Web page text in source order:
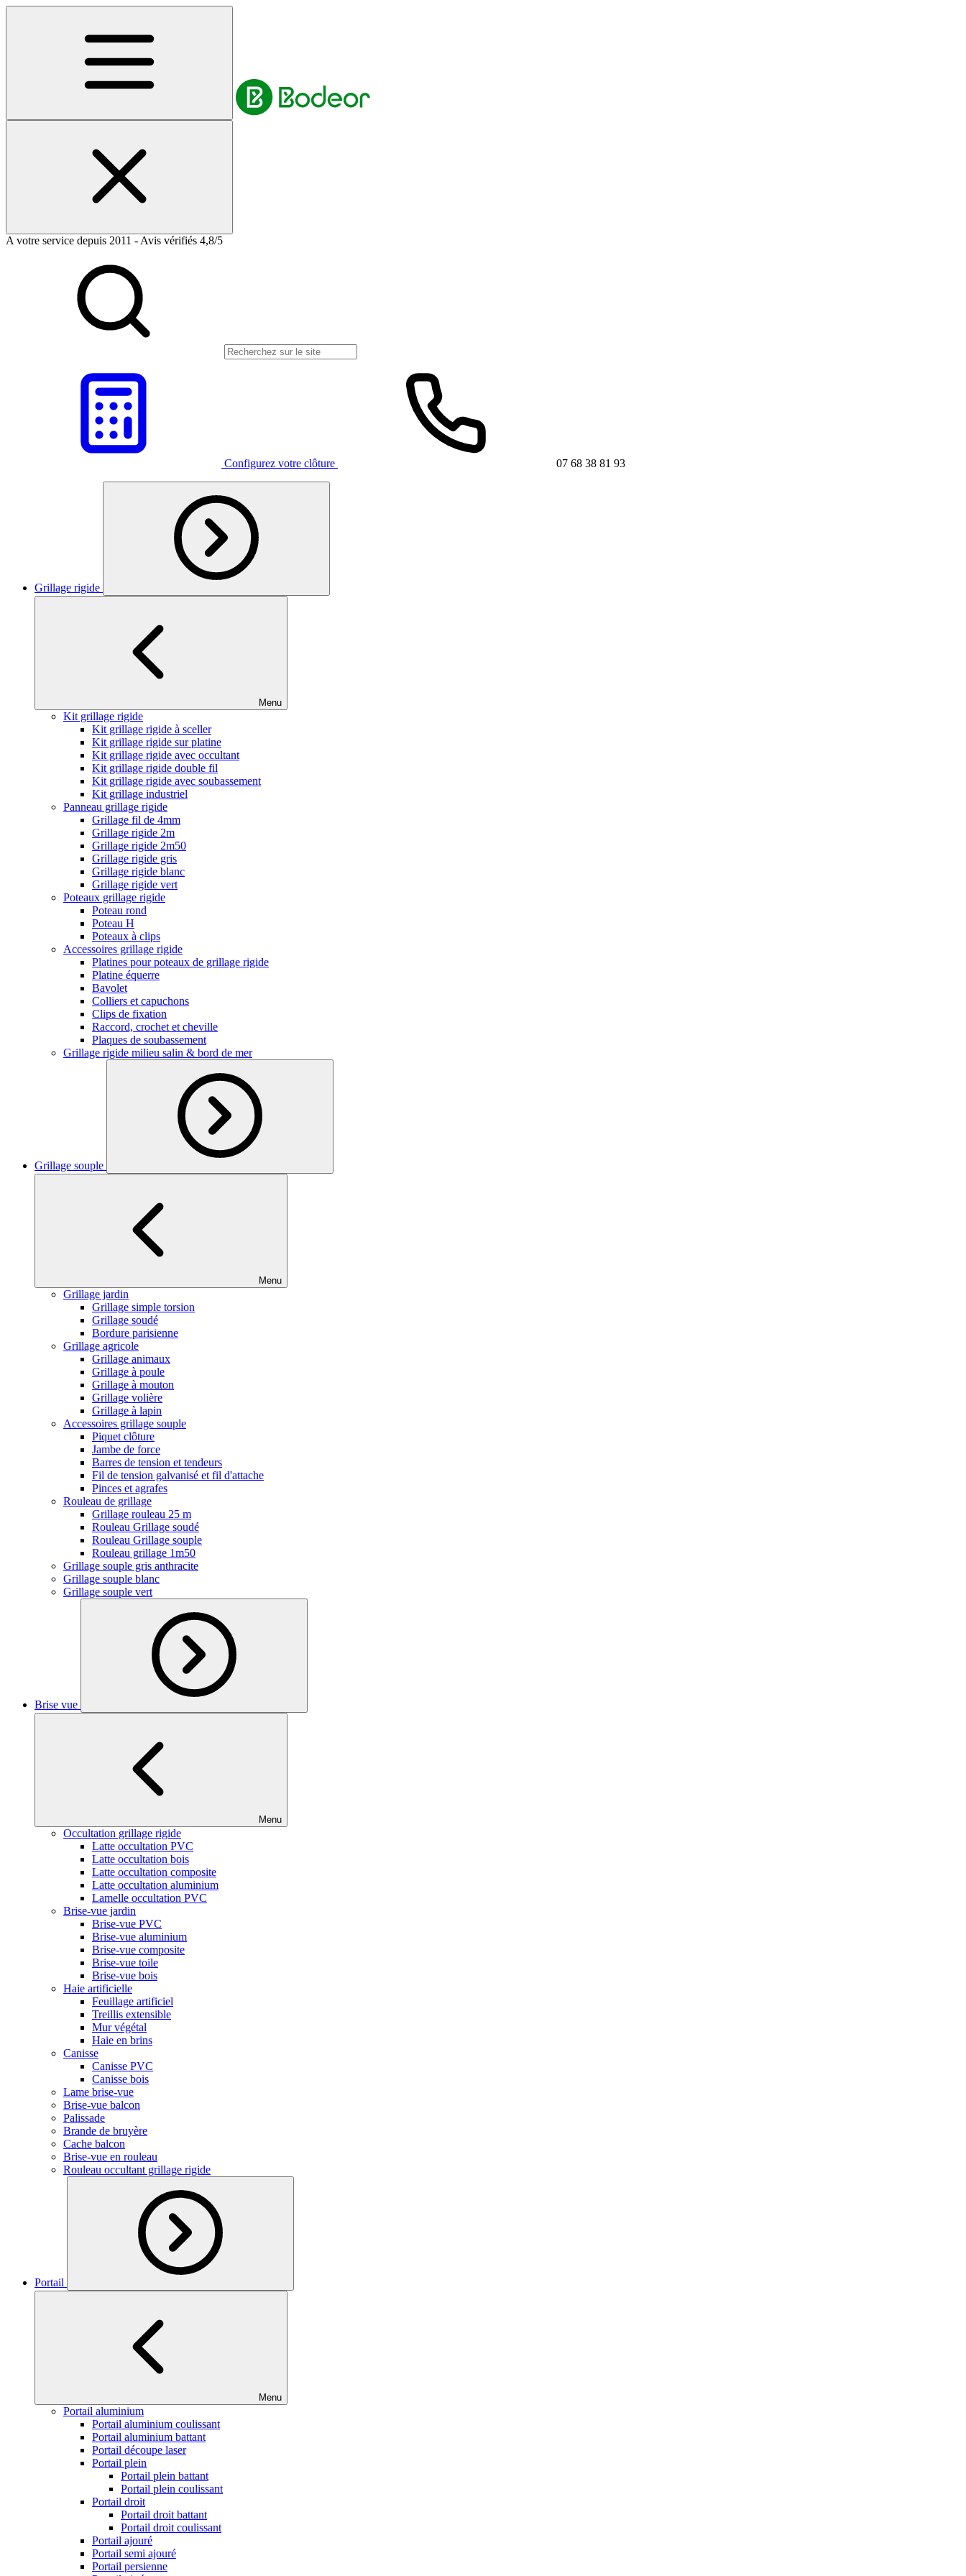
A votre service depuis 2011 - Avis vérifiés 4,8/5
Configurez votre clôture 07 68 38 81 93
Grillage rigide
Menu
Kit grillage rigide
Kit grillage rigide à sceller
Kit grillage rigide sur platine
Kit grillage rigide avec occultant
Kit grillage rigide double fil
Kit grillage rigide avec soubassement
Kit grillage industriel
Panneau grillage rigide
Grillage fil de 4mm
Grillage rigide 2m
Grillage rigide 2m50
Grillage rigide gris
Grillage rigide blanc
Grillage rigide vert
Poteaux grillage rigide
Poteau rond
Poteau H
Poteaux à clips
Accessoires grillage rigide
Platines pour poteaux de grillage rigide
Platine équerre
Bavolet
Colliers et capuchons
Clips de fixation
Raccord, crochet et cheville
Plaques de soubassement
Grillage rigide milieu salin & bord de mer
Grillage souple
Menu
Grillage jardin
Grillage simple torsion
Grillage soudé
Bordure parisienne
Grillage agricole
Grillage animaux
Grillage à poule
Grillage à mouton
Grillage volière
Grillage à lapin
Accessoires grillage souple
Piquet clôture
Jambe de force
Barres de tension et tendeurs
Fil de tension galvanisé et fil d'attache
Pinces et agrafes
Rouleau de grillage
Grillage rouleau 25 m
Rouleau Grillage soudé
Rouleau Grillage souple
Rouleau grillage 1m50
Grillage souple gris anthracite
Grillage souple blanc
Grillage souple vert
Brise vue
Menu
Occultation grillage rigide
Latte occultation PVC
Latte occultation bois
Latte occultation composite
Latte occultation aluminium
Lamelle occultation PVC
Brise-vue jardin
Brise-vue PVC
Brise-vue aluminium
Brise-vue composite
Brise-vue toile
Brise-vue bois
Haie artificielle
Feuillage artificiel
Treillis extensible
Mur végétal
Haie en brins
Canisse
Canisse PVC
Canisse bois
Lame brise-vue
Brise-vue balcon
Palissade
Brande de bruyère
Cache balcon
Brise-vue en rouleau
Rouleau occultant grillage rigide
Portail
Menu
Portail aluminium
Portail aluminium coulissant
Portail aluminium battant
Portail découpe laser
Portail plein
Portail plein battant
Portail plein coulissant
Portail droit
Portail droit battant
Portail droit coulissant
Portail ajouré
Portail semi ajouré
Portail persienne